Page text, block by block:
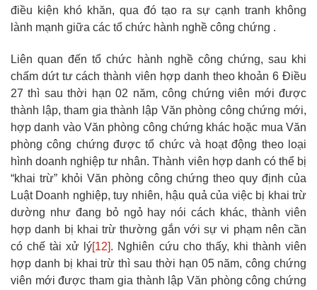
điều kiện khó khăn, qua đó tạo ra sự cạnh tranh không
lành mạnh giữa các tổ chức hành nghề công chứng .
Liên quan đến tổ chức hành nghề công chứng, sau khi
chấm dứt tư cách thành viên hợp danh theo khoản 6 Điều
27 thì sau thời hạn 02 năm, công chứng viên mới được
thành lập, tham gia thành lập Văn phòng công chứng mới,
hợp danh vào Văn phòng công chứng khác hoặc mua Văn
phòng công chứng được tổ chức và hoạt động theo loại
hình doanh nghiệp tư nhân. Thành viên hợp danh có thể bị
“khai trừ” khỏi Văn phòng công chứng theo quy định của
Luật Doanh nghiệp, tuy nhiên, hậu quả của việc bị khai trừ
dường như đang bỏ ngỏ hay nói cách khác, thành viên
hợp danh bị khai trừ thường gắn với sự vi phạm nên cần
có chế tài xử lý[12]. Nghiên cứu cho thấy, khi thành viên
hợp danh bị khai trừ thì sau thời hạn 05 năm, công chứng
viên mới được tham gia thành lập Văn phòng công chứng